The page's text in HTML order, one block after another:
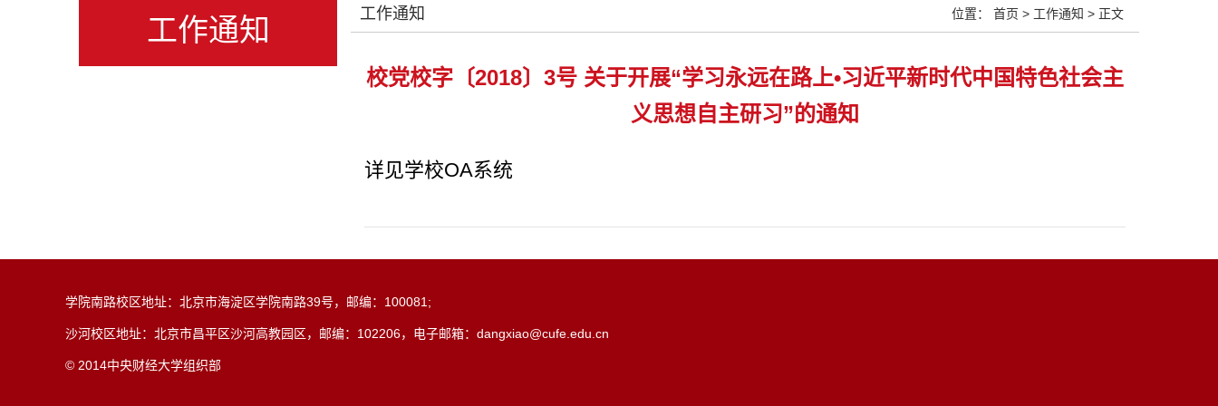
工作通知 工作通知 位置： 首页 > 工作通知 > 正文
校党校字〔2018〕3号 关于开展“学习永远在路上•习近平新时代中国特色社会主
义思想自主研习”的通知
详见学校OA系统
学院南路校区地址：北京市海淀区学院南路39号，邮编：100081;
沙河校区地址：北京市昌平区沙河高教园区，邮编：102206，电子邮箱：dangxiao@cufe.edu.cn
© 2014中央财经大学组织部